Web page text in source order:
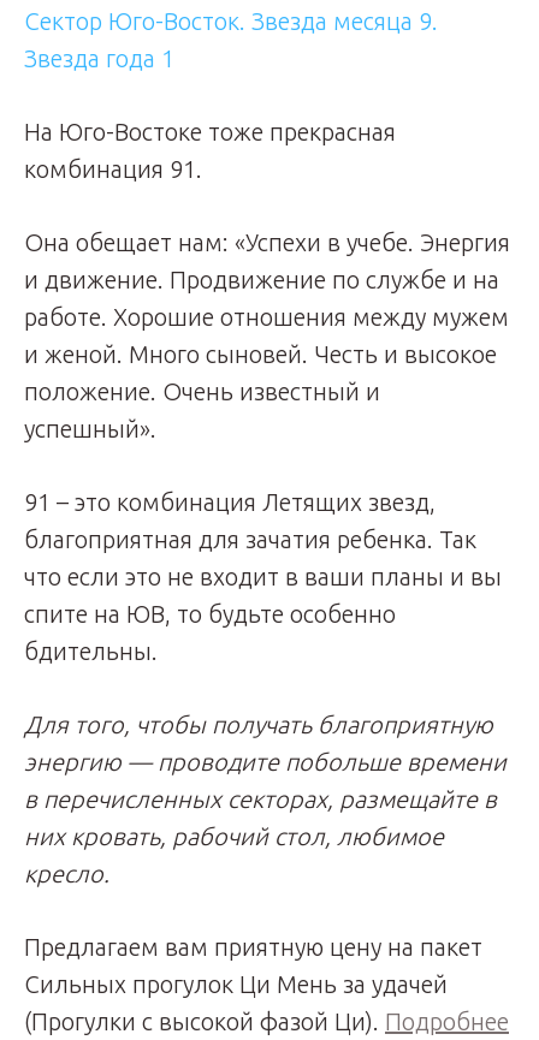
Сектор Юго-Восток. Звезда месяца 9.
Звезда года 1
На Юго-Востоке тоже прекрасная
комбинация 91.
Она обещает нам: «Успехи в учебе. Энергия
и движение. Продвижение по службе и на
работе. Хорошие отношения между мужем
и женой. Много сыновей. Честь и высокое
положение. Очень известный и
успешный».
91 – это комбинация Летящих звезд,
благоприятная для зачатия ребенка. Так
что если это не входит в ваши планы и вы
спите на ЮВ, то будьте особенно
бдительны.
Для того, чтобы получать благоприятную
энергию — проводите побольше времени
в перечисленных секторах, размещайте в
них кровать, рабочий стол, любимое
кресло.
Предлагаем вам приятную цену на пакет
Сильных прогулок Ци Мень за удачей
(Прогулки с высокой фазой Ци). Подробнее